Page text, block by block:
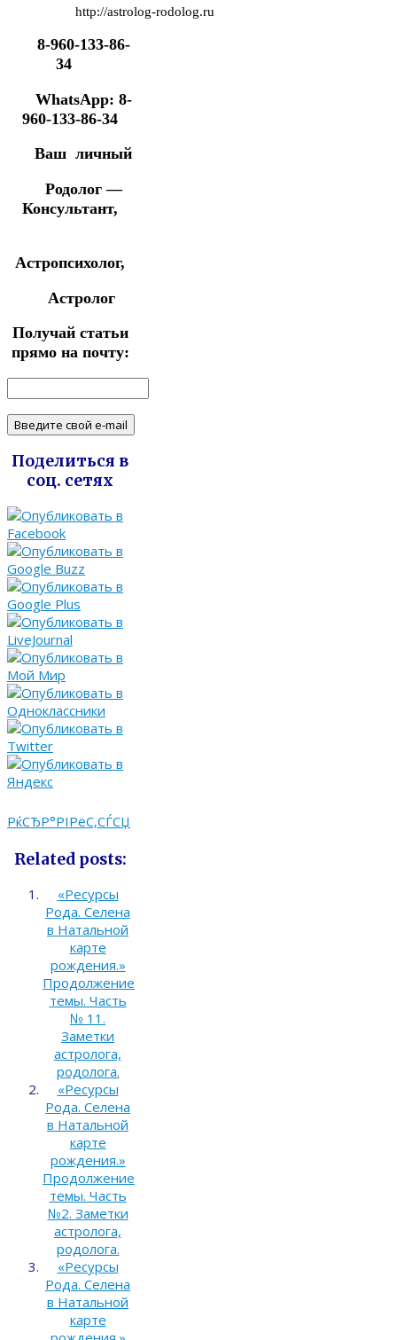
http://astrolog-rodolog.ru
8-960-133-86-
34
WhatsApp: 8-
960-133-86-34
Ваш личный
Родолог —
Консультант,
Астропсихолог,
Астролог
Получай статьи
прямо на почту:
Поделиться в
соц. сетях
РќСЂР°РІРёС‚СЃСЏ
Related posts:
«Ресурсы
Рода. Селена
в Натальной
карте
рождения.»
Продолжение
темы. Часть
№ 11.
Заметки
астролога,
родолога.
«Ресурсы
Рода. Селена
в Натальной
карте
рождения.»
Продолжение
темы. Часть
№2. Заметки
астролога,
родолога.
«Ресурсы
Рода. Селена
в Натальной
карте